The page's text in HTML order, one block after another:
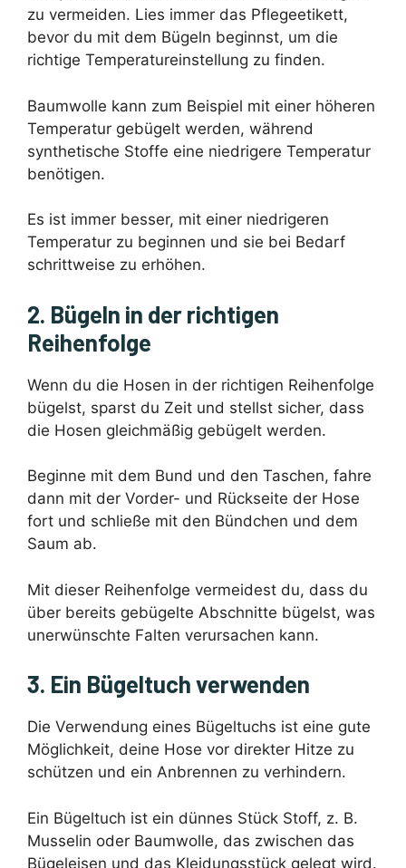
zu vermeiden. Lies immer das Pflegeetikett,
bevor du mit dem Bügeln beginnst, um die
richtige Temperatureinstellung zu finden.
Baumwolle kann zum Beispiel mit einer höheren
Temperatur gebügelt werden, während
synthetische Stoffe eine niedrigere Temperatur
benötigen.
Es ist immer besser, mit einer niedrigeren
Temperatur zu beginnen und sie bei Bedarf
schrittweise zu erhöhen.
2. Bügeln in der richtigen
Reihenfolge
Wenn du die Hosen in der richtigen Reihenfolge
bügelst, sparst du Zeit und stellst sicher, dass
die Hosen gleichmäßig gebügelt werden.
Beginne mit dem Bund und den Taschen, fahre
dann mit der Vorder- und Rückseite der Hose
fort und schließe mit den Bündchen und dem
Saum ab.
Mit dieser Reihenfolge vermeidest du, dass du
über bereits gebügelte Abschnitte bügelst, was
unerwünschte Falten verursachen kann.
3. Ein Bügeltuch verwenden
Die Verwendung eines Bügeltuchs ist eine gute
Möglichkeit, deine Hose vor direkter Hitze zu
schützen und ein Anbrennen zu verhindern.
Ein Bügeltuch ist ein dünnes Stück Stoff, z. B.
Musselin oder Baumwolle, das zwischen das
Bügeleisen und das Kleidungsstück gelegt wird.